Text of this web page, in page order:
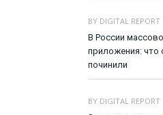
BY DIGITAL REPORT
В России
приложения: что
починили
BY DIGITAL REPORT